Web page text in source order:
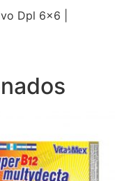
Dpl 6×6 |